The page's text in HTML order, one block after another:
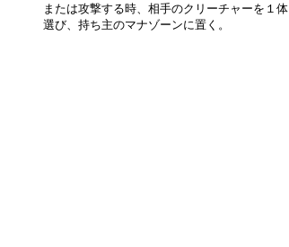
または攻撃する時、相手のクリーチャーを１体
選び、持ち主のマナゾーンに置く。